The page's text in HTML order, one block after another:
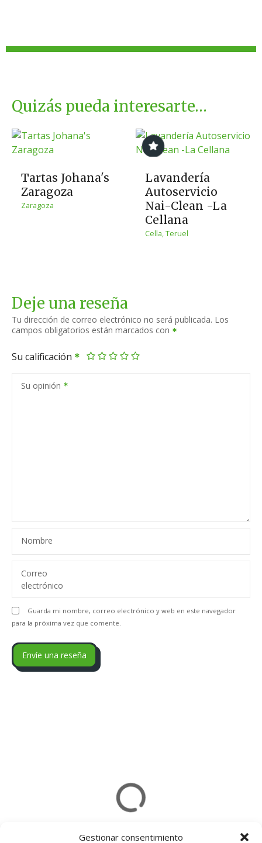
Gestionar consentimiento
Quizás pueda interesarte…
Tartas Johana's
Zaragoza
Zaragoza
Lavandería
Autoservicio
Nai-Clean -La
Cellana
Cella, Teruel
Deje una reseña
Tu dirección de correo electrónico no será publicada. Los
campos obligatorios están marcados con
Su calificación
Su opinión
Nombre
Correo
electrónico
Guarda mi nombre, correo electrónico y web en este navegador
para la próxima vez que comente.